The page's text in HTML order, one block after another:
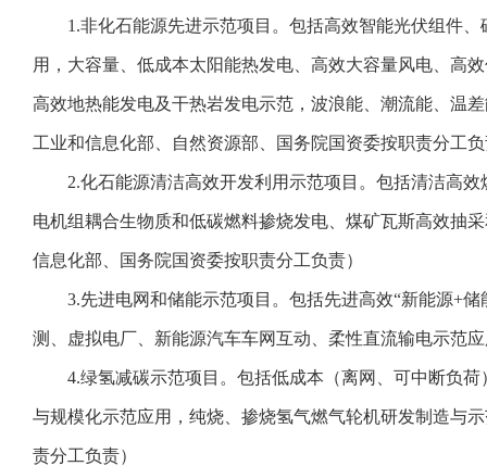
1.非化石能源先进示范项目。包括高效智能光伏组件、
用，大容量、低成本太阳能热发电、高效大容量风电、高
高效地热能发电及干热岩发电示范，波浪能、潮流能、温
工业和信息化部、自然资源部、国务院国资委按职责分工
2.化石能源清洁高效开发利用示范项目。包括清洁高效
电机组耦合生物质和低碳燃料掺烧发电、煤矿瓦斯高效抽
信息化部、国务院国资委按职责分工负责）
3.先进电网和储能示范项目。包括先进高效“新能源+储
测、虚拟电厂、新能源汽车车网互动、柔性直流输电示范
4.绿氢减碳示范项目。包括低成本（离网、可中断负荷
与规模化示范应用，纯烧、掺烧氢气燃气轮机研发制造与
责分工负责）